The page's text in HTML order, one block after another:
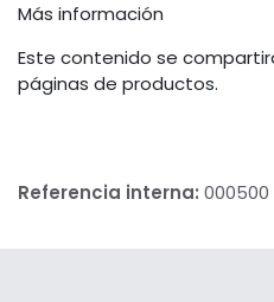
Más información
Este contenido se
páginas de productos.
Referencia interna: 000500